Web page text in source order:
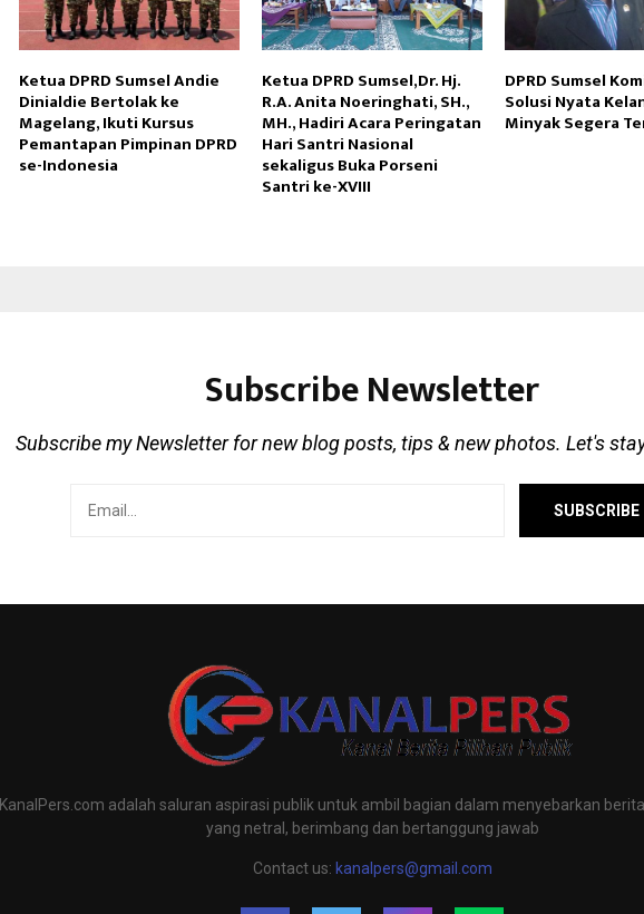
Ketua DPRD Sumsel Andie
Dinialdie Bertolak ke
Magelang, Ikuti Kursus
Pemantapan Pimpinan DPRD
se-Indonesia
Ketua DPRD Sumsel,Dr. Hj.
R.A. Anita Noeringhati, SH.,
MH., Hadiri Acara Peringatan
Hari Santri Nasional
sekaligus Buka Porseni
Santri ke-XVIII
DPRD Sumsel
Solusi Nyata
Minyak Segera
Subscribe Newsletter
Subscribe my Newsletter for new blog posts, tips & new photos. Let's
KanalPers.com adalah saluran aspirasi publik untuk ambil bagian dalam menyebarkan
yang netral, berimbang dan bertanggung jawab
Contact us: kanalpers@gmail.com